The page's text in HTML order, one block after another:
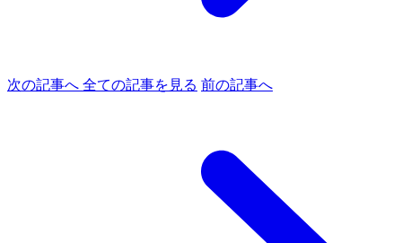
次の記事へ 全ての記事を見る 前の記事へ